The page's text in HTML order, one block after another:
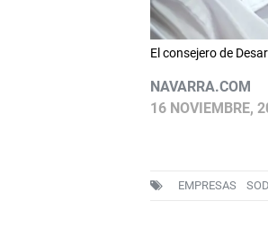
El consejero de
NAVARRA.COM
16 NOVIEMBRE,
EMPRESAS